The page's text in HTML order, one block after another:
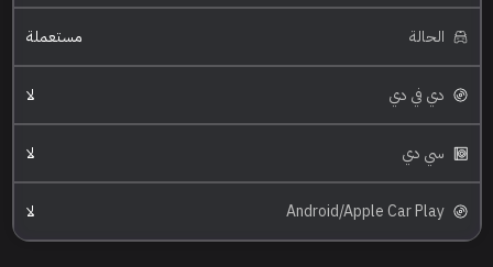
الحالة مستعملة
دي في دي لا
سي دي لا
Android/Apple Car Play لا